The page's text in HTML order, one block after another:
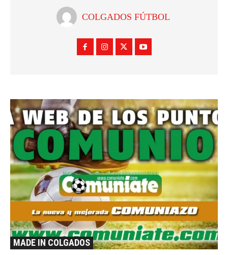
COLGADOS FÚTBOL
MADE IN COLGADOS